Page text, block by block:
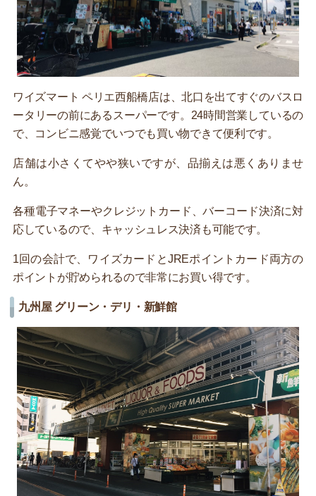
ワイズマート ペリエ西船橋店は、北口を出てすぐのバスロ
ータリーの前にあるスーパーです。24時間営業しているの
で、コンビニ感覚でいつでも買い物できて便利です。
店舗は小さくてやや狭いですが、品揃えは悪くありませ
ん。
各種電子マネーやクレジットカード、バーコード決済に対
応しているので、キャッシュレス決済も可能です。
1回の会計で、ワイズカードとJREポイントカード両方の
ポイントが貯められるので非常にお買い得です。
九州屋 グリーン・デリ・新鮮館